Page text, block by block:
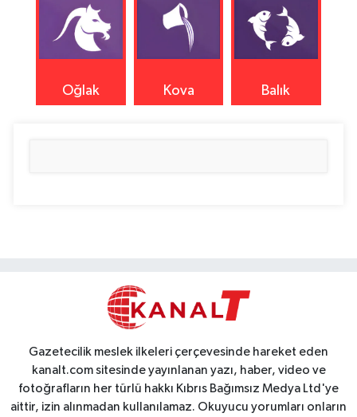
Oğlak Kova Balık
Gazetecilik meslek ilkeleri çerçevesinde hareket eden
kanalt.com sitesinde yayınlanan yazı, haber, video ve
fotoğrafların her türlü hakkı Kıbrıs Bağımsız Medya Ltd'ye
aittir, izin alınmadan kullanılamaz. Okuyucu yorumları onların